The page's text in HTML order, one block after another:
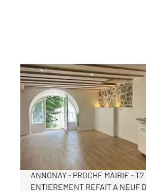
ANNONAY 07
54 m2, 2 pièces
Ref : 5291
Appartement T2 à louer
495 €
par mois charges comprises
ANNONAY - PROCHE MAIRIE - T2
ENTIEREMENT REFAIT A NEUF